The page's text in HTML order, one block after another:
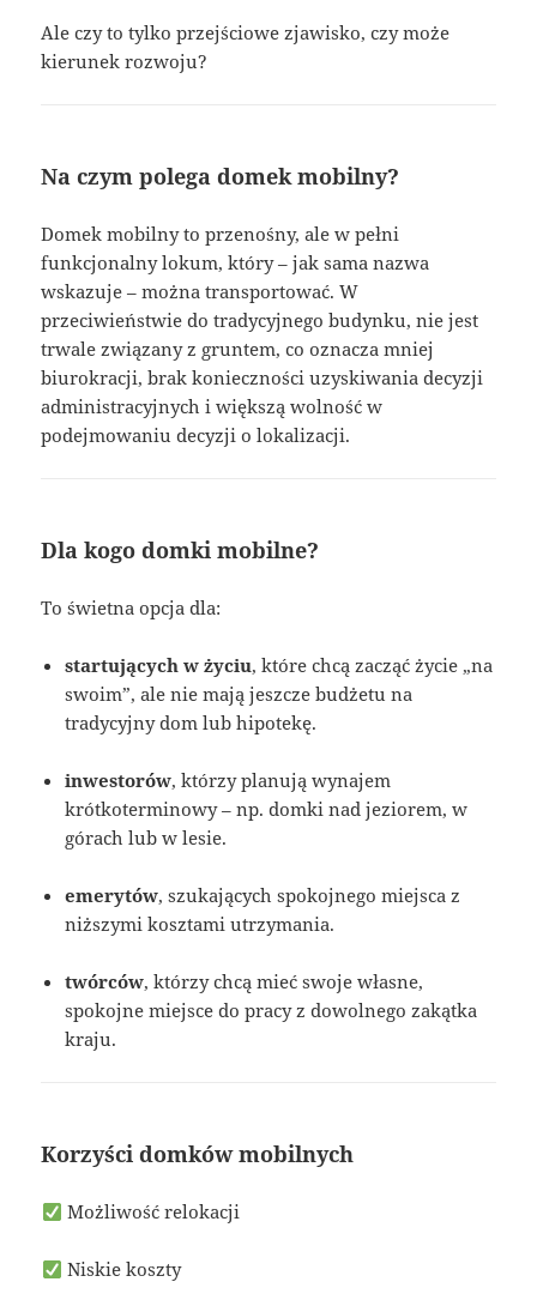
Ale czy to tylko przejściowe zjawisko, czy może
kierunek rozwoju?
Na czym polega domek mobilny?
Domek mobilny to przenośny, ale w pełni
funkcjonalny lokum, który – jak sama nazwa
wskazuje – można transportować. W
przeciwieństwie do tradycyjnego budynku, nie jest
trwale związany z gruntem, co oznacza mniej
biurokracji, brak konieczności uzyskiwania decyzji
administracyjnych i większą wolność w
podejmowaniu decyzji o lokalizacji.
Dla kogo domki mobilne?
To świetna opcja dla:
startujących w życiu, które chcą zacząć życie „na
swoim”, ale nie mają jeszcze budżetu na
tradycyjny dom lub hipotekę.
inwestorów, którzy planują wynajem
krótkoterminowy – np. domki nad jeziorem, w
górach lub w lesie.
emerytów, szukających spokojnego miejsca z
niższymi kosztami utrzymania.
twórców, którzy chcą mieć swoje własne,
spokojne miejsce do pracy z dowolnego zakątka
kraju.
Korzyści domków mobilnych
Możliwość relokacji
Niskie koszty